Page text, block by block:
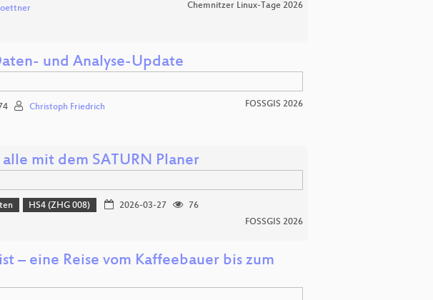
Chemnitzer Linux-Tage 2026
und Analyse-Update
Christoph Friedrich FOSSGIS 2026
mit dem SATURN Planer
HS4 (ZHG 008) 2026-03-27
76
FOSSGIS 2026
– eine Reise vom Kaffeebauer bis zum